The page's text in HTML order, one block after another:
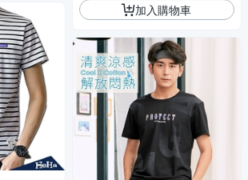
加入購物車